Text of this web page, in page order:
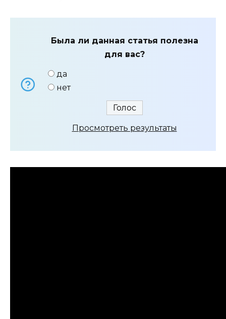
Была ли данная статья полезна
для вас?
да
нет
Просмотреть результаты